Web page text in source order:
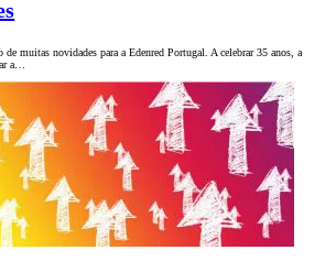
de muitas novidades para a Edenred Portugal. A celebrar 35 anos, a
a…